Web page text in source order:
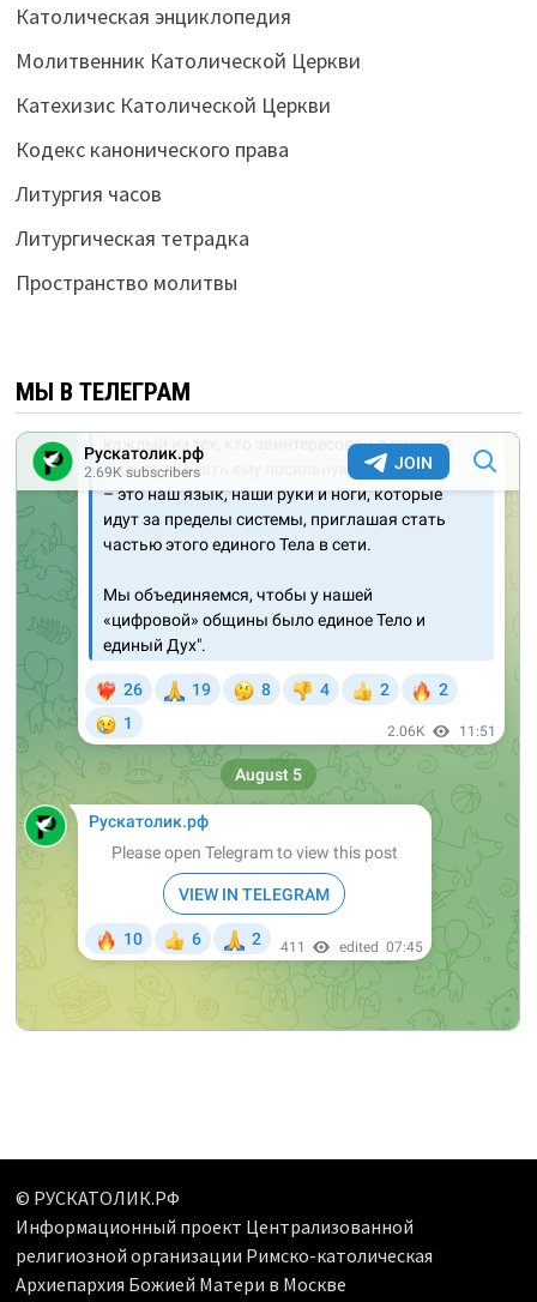
Католическая энциклопедия
Молитвенник Католической Церкви
Катехизис Католической Церкви
Кодекс канонического права
Литургия часов
Литургическая тетрадка
Пространство молитвы
МЫ В ТЕЛЕГРАМ
© РУСКАТОЛИК.РФ
Информационный проект Централизованной
религиозной организации Римско-католическая
Архиепархия Божией Матери в Москве